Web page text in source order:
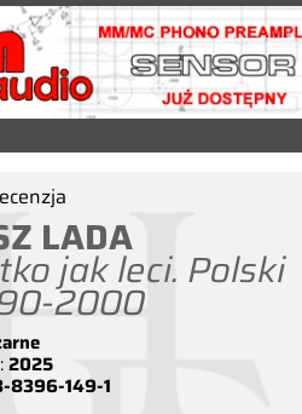
LADA
jak leci. Polski
2000
2025
8396-149-1